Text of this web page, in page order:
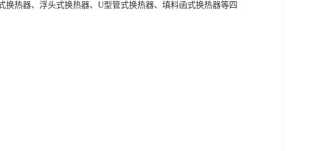
热器、浮头式换热器、U型管式换热器、填料函式换热器等四